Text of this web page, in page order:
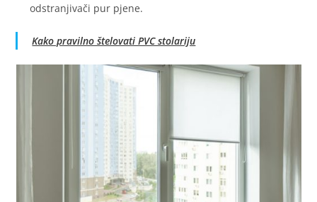
odstranjivači pur pjene.
Kako pravilno štelovati PVC stolariju